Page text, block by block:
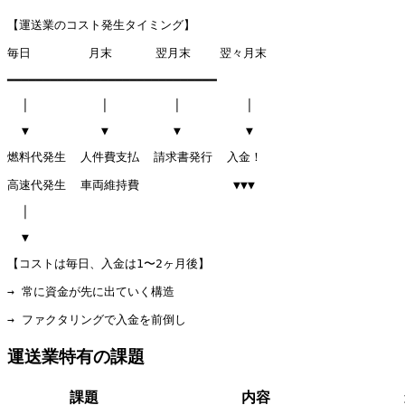
【運送業のコスト発生タイミング】
毎日        月末      翌月末    翌々月末
━━━━━━━━━━━━━━━━━━━━━━━━━━━━━
  ▼          ▼         ▼         ▼
燃料代発生  人件費支払  請求書発行  入金！
高速代発生  車両維持費             ▼▼▼
  ▼
【コストは毎日、入金は1〜2ヶ月後】
→ 常に資金が先に出ていく構造
→ ファクタリングで入金を前倒し
運送業特有の課題
課題 内容